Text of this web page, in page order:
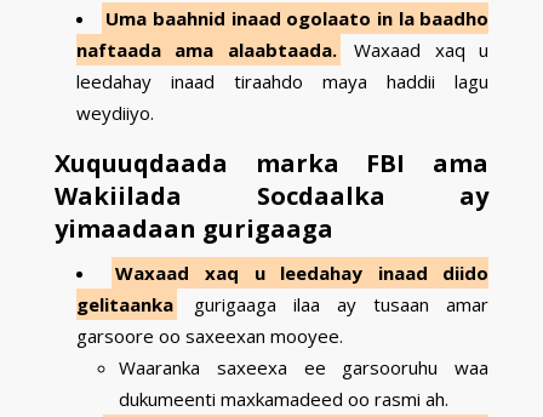
Uma baahnid inaad ogolaato in la baadho
naftaada ama alaabtaada.
Waxaad xaq u
leedahay inaad tiraahdo maya haddii lagu
weydiiyo.
Xuquuqdaada marka FBI ama
Wakiilada Socdaalka ay
yimaadaan gurigaaga
Waxaad xaq u leedahay inaad diido
gelitaanka
gurigaaga ilaa ay tusaan amar
garsoore oo saxeexan mooyee.
Waaranka saxeexa ee garsooruhu waa
dukumeenti maxkamadeed oo rasmi ah.